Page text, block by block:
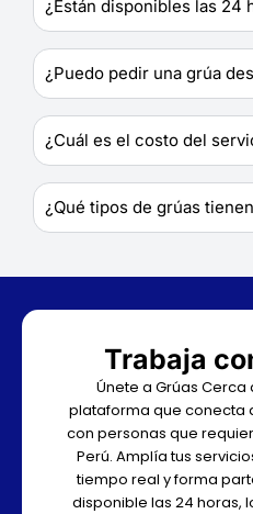
¿Están disponibles las 24
¿Puedo pedir una grúa
¿Cuál es el costo del
¿Qué tipos de grúas
Trabaja
Únete a Grúas
plataforma que conecta
con personas que
Perú. Amplía tus
tiempo real y forma
disponible las 24 horas,